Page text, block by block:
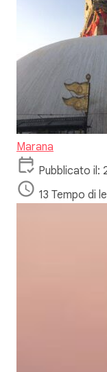
Marana
Pubblicato il:
13 Tempo di